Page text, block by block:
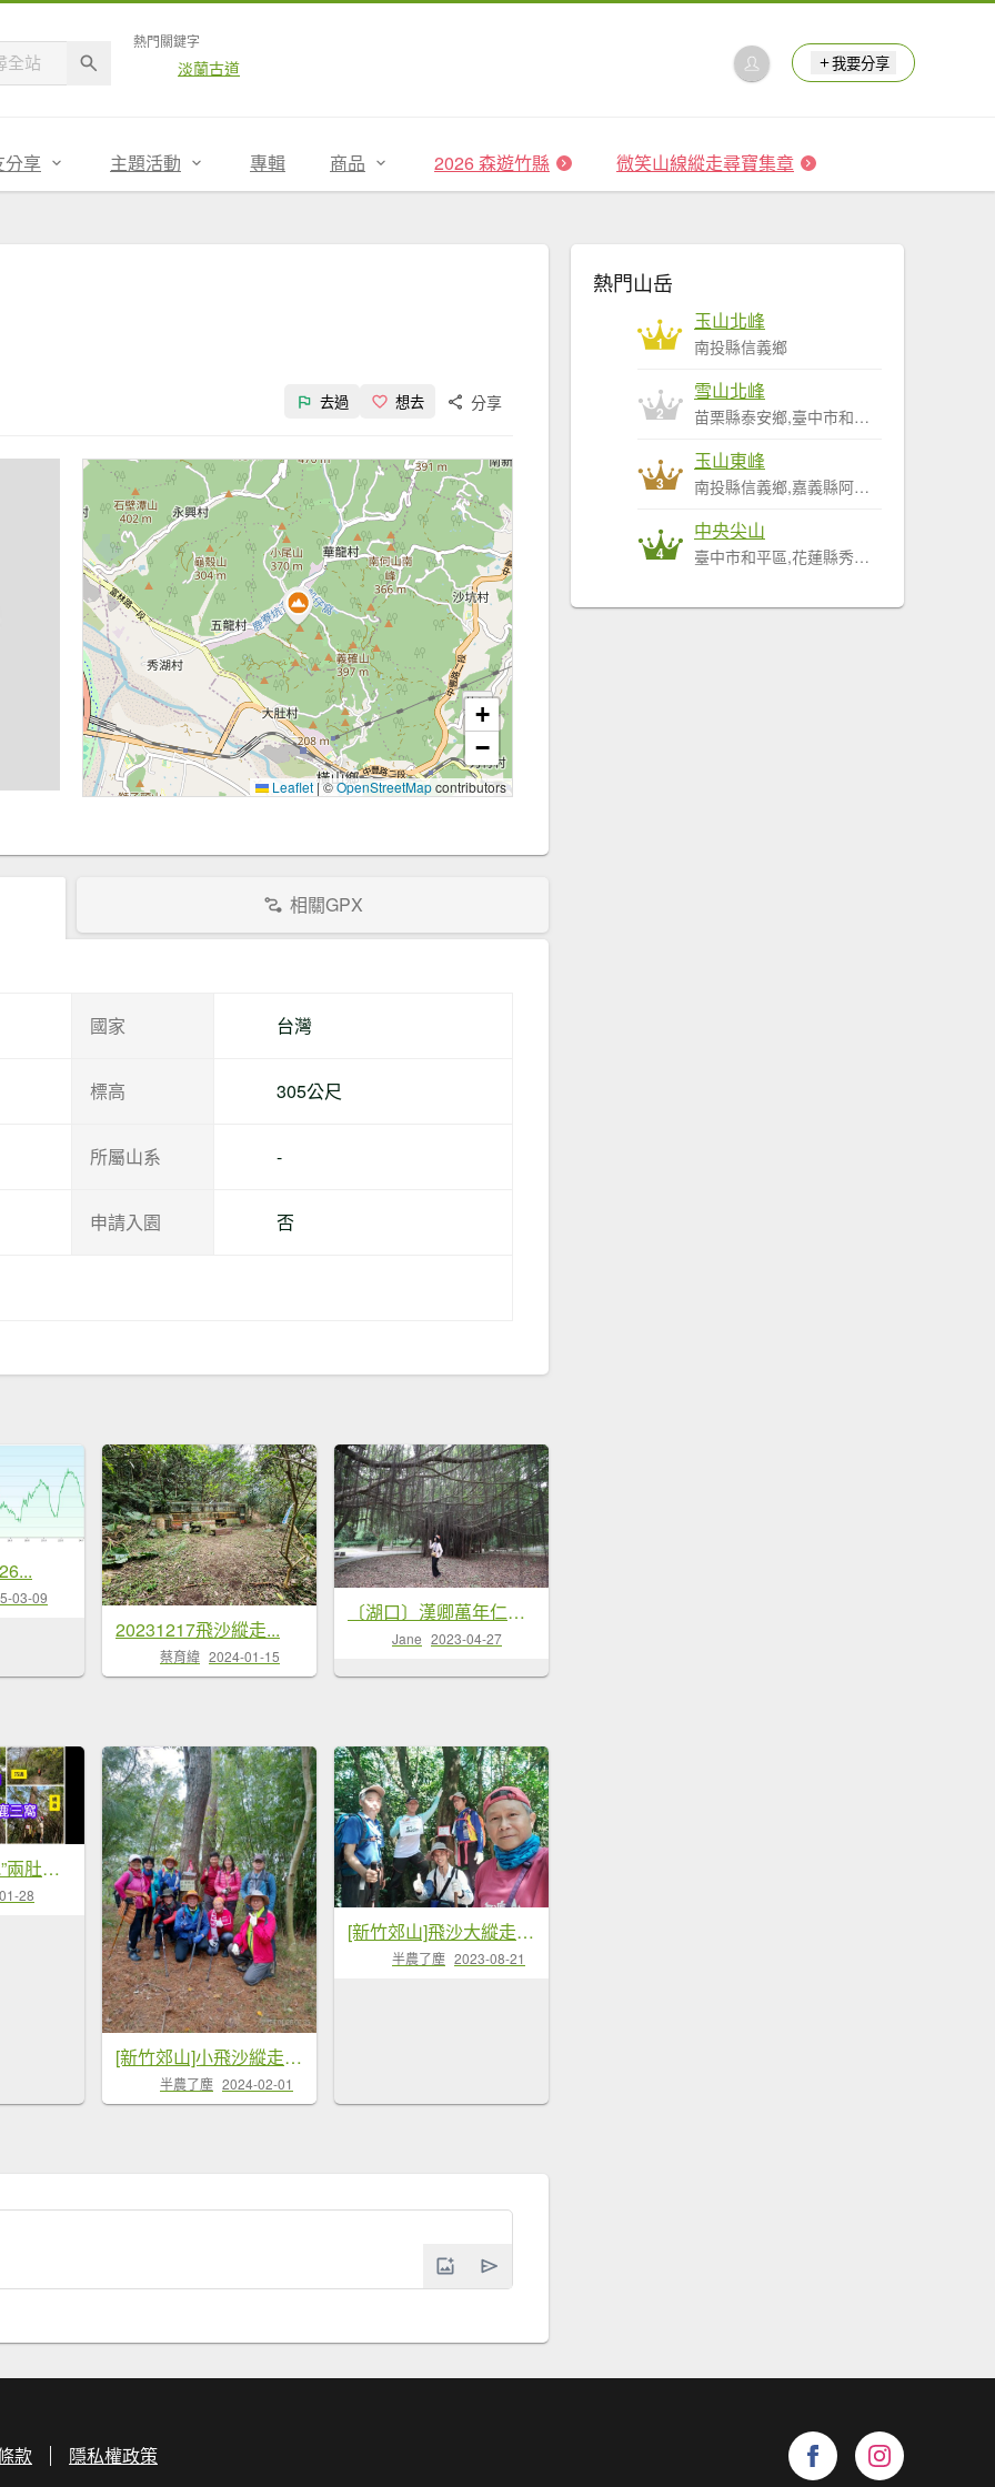
熱門關鍵字
淡蘭古道 我要分享
分享 主題活動 專輯 商品 2026 森遊竹縣 微笑山線縱走尋寶集章
去過 想去 分享
+
−
Leaflet|©OpenStreetMapcontributors
相關GPX
國家 台灣
標高 305公尺
所屬山系 -
申請入園 否
03-09
20231217飛沙縱走...
蔡育緯 2024-01-15
〔湖口〕漢卿萬年仁和金獅...
Jane 2023-04-27
橫芎七山(“啞妮”兩肚苦+狡鹿三窩藏)
28
[新竹郊山]小飛沙縱走#3
半農了塵 2024-02-01
[新竹郊山]飛沙大縱走後段...淺...
半農了塵 2023-08-21
熱門山岳
1
玉山北峰
南投縣信義鄉
2
雪山北峰
苗栗縣泰安鄉,臺中市和平區
3
玉山東峰
南投縣信義鄉,嘉義縣阿里山鄉
4
中央尖山
臺中市和平區,花蓮縣秀林鄉
款 隱私權政策